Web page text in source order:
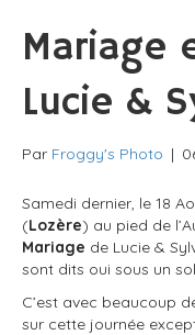
Mariage
Lucie &
Par Froggy's Photo |
Samedi dernier, le 18
(Lozère) au pied de
Mariage de Lucie &
sont dits oui sous un
C’est avec beaucoup
sur cette journée